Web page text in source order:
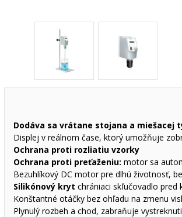
Dodáva sa vrátane stojana a miešacej
Displej v reálnom čase, ktorý umožňuje
Ochrana proti rozliatiu vzorky
Ochrana proti preťaženiu: motor sa
Bezuhlíkový DC motor pre dlhú životnosť,
Silikónový kryt chrániaci skľučovadlo pred
Konštantné otáčky bez ohľadu na zmenu
Plynulý rozbeh a chod, zabraňuje